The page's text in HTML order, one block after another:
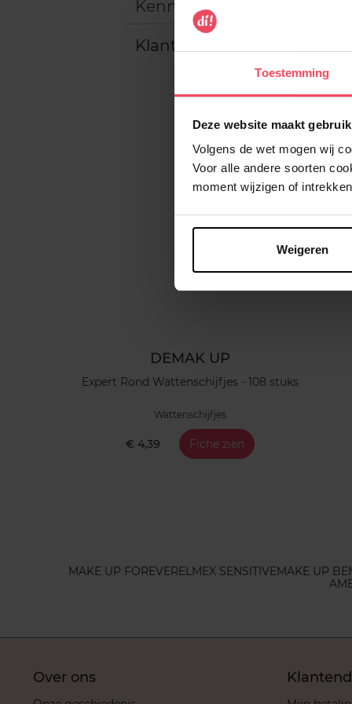
Toestemming
Deze website maakt
Volgens de wet mogen wij
Voor alle andere soorten
moment wijzigen of
Weigeren
Kenmerken
Klantereview
DEMAK UP
Expert Rond Wattenschijfjes - 108 stuks
Wattenschijfjes
€ 4,39 Fiche zien
MAKE UP FOREVERELMEX SENSITIVEMAKE UP BE
Over ons